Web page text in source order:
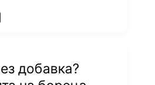
favorites
добавка?